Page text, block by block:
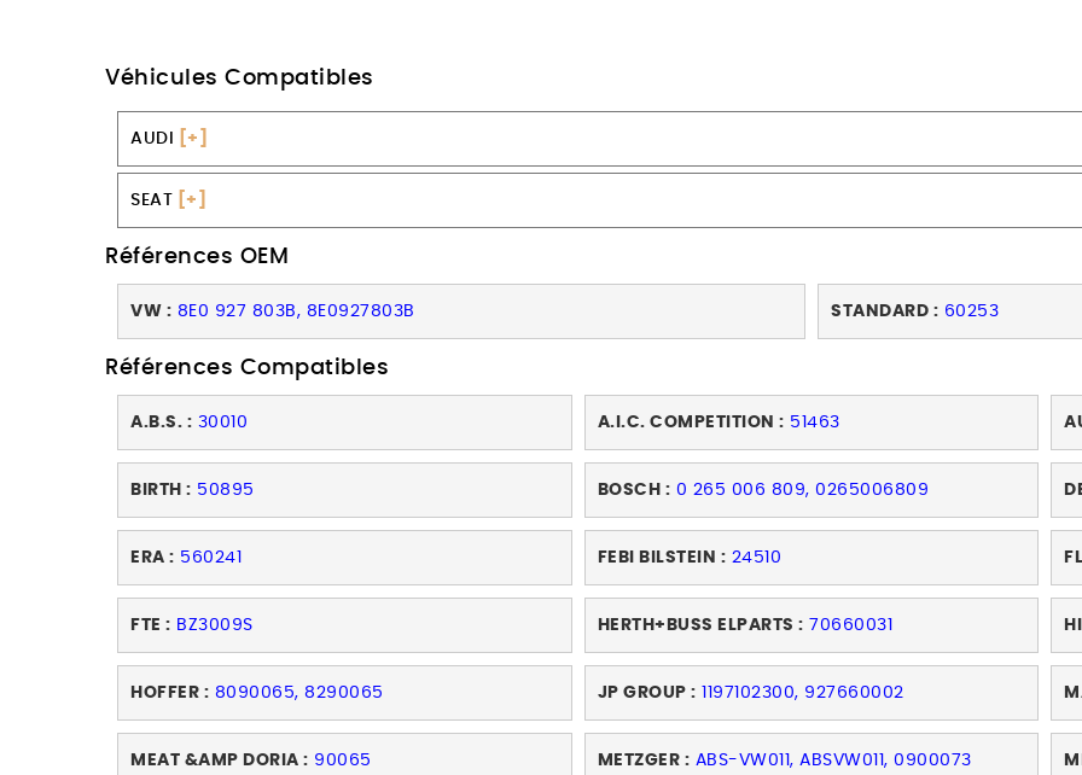
Véhicules Compatibles
AUDI [+]
SEAT [+]
Références OEM
VW : 8E0 927 803B, 8E0927803B STANDARD : 60253
Références Compatibles
A.B.S. : 30010 A.I.C. COMPETITION : 51463
BIRTH : 50895 BOSCH : 0 265 006 809, 0265006809
ERA : 560241 FEBI BILSTEIN : 24510
FTE : BZ3009S HERTH+BUSS ELPARTS : 70660031
HOFFER : 8090065, 8290065 JP GROUP : 1197102300, 927660002
MEAT &AMP DORIA : 90065 METZGER : ABS-VW011, ABSVW011, 0900073